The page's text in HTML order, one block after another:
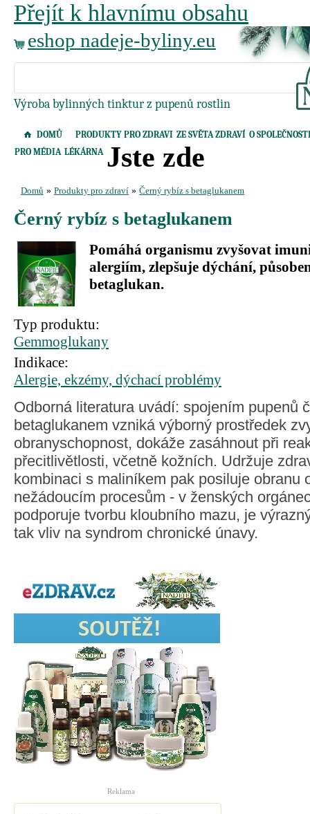
Přejít k hlavnímu obsahu
eshop nadeje-byliny.eu
Výroba bylinných tinktur z pupenů rostlin
DOMŮ PRODUKTY PRO ZDRAVI ZE SVĚTA ZDRAVÍ O
PRO MÉDIA LÉKÁRNA Jste zde
Domů » Produkty pro zdraví » Černý rybíz s betaglukanem
Černý rybíz s betaglukanem
Pomáhá organismu zvyšovat
alergiím, zlepšuje dýchání,
betaglukan.
Typ produktu:
Gemmoglukany
Indikace:
Alergie, ekzémy, dýchací problémy
Odborná literatura uvádí: spojením pupenů
betaglukanem vzniká výborný prostředek
obranyschopnost, dokáže zasáhnout při
přecitlivětlosti, včetně kožních. Udržuje
kombinaci s maliníkem pak posiluje obranu
nežádoucím procesům - v ženských
podporuje tvorbu kloubního mazu, je
tak vliv na syndrom chronické únavy.
Reklama